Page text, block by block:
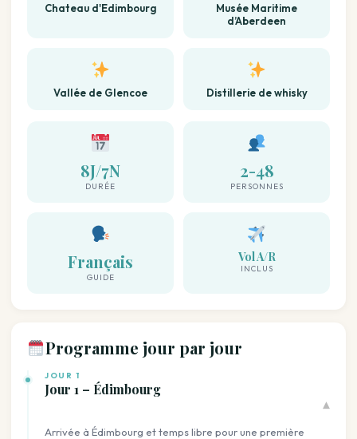
Chateau d'Edimbourg
Musée Maritime
d’Aberdeen
Vallée de Glencoe Distillerie de whisky
8J/7N
DURÉE
2-48
PERSONNES
Français
GUIDE
Vol A/R
INCLUS
Programme jour par jour
JOUR 1
Jour 1 – Édimbourg
▾
Arrivée à Édimbourg et temps libre pour une première